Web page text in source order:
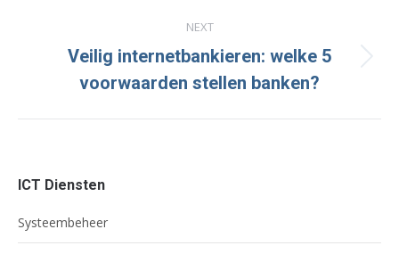
NEXT
Next
post:
Veilig internetbankieren: welke 5
voorwaarden stellen banken?
ICT Diensten
Systeembeheer